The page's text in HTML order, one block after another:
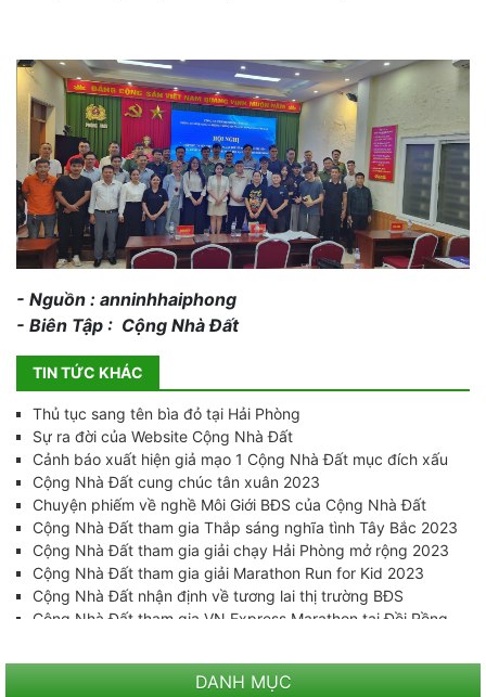
- Nguồn : anninhhaiphong
- Biên Tập : Cộng Nhà Đất
TIN TỨC KHÁC
Thủ tục sang tên bìa đỏ tại Hải Phòng
Sự ra đời của Website Cộng Nhà Đất
Cảnh báo xuất hiện giả mạo 1 Cộng Nhà Đất mục đích xấu
Cộng Nhà Đất cung chúc tân xuân 2023
Chuyện phiếm về nghề Môi Giới BĐS của Cộng Nhà Đất
Cộng Nhà Đất tham gia Thắp sáng nghĩa tình Tây Bắc 2023
Cộng Nhà Đất tham gia giải chạy Hải Phòng mở rộng 2023
Cộng Nhà Đất tham gia giải Marathon Run for Kid 2023
Cộng Nhà Đất nhận định về tương lai thị trường BĐS
Cộng Nhà Đất tham gia VN Express Marathon tại Đồi Rồng
Thống kê dữ liệu Cộng Nhà Đất tháng 2/2024
Cộng Nhà Đất tham gia giải Marathon Fastestx Cát Bà
DANH MỤC